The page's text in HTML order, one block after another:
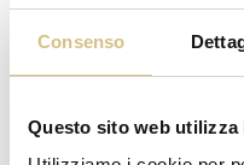
Consenso
Questo sito web utilizza
attività vengono proposte?
Al momento non è prevista